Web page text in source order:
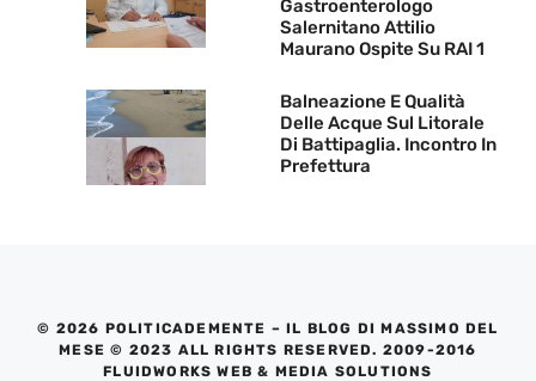
Gastroenterologo
Salernitano Attilio
Maurano Ospite Su RAI 1
Balneazione E Qualità
Delle Acque Sul Litorale
Di Battipaglia. Incontro In
Prefettura
© 2026 POLITICADEMENTE – IL BLOG DI MASSIMO DEL
MESE © 2023 ALL RIGHTS RESERVED. 2009-2016
FLUIDWORKS WEB & MEDIA SOLUTIONS